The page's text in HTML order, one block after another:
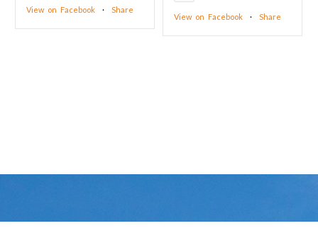
View on Facebook · Share
View on Facebook · Share